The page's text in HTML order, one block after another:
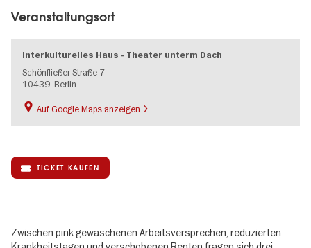
Veranstaltungsort
Interkulturelles Haus - Theater unterm Dach
Schönfließer Straße 7
10439 Berlin
Auf Google Maps anzeigen
TICKET KAUFEN
Zwischen pink gewaschenen Arbeitsversprechen, reduzierten